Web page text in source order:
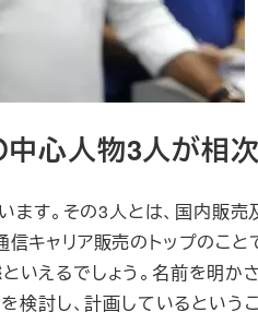
中心人物3人が相
す。その3人とは、国内販売
キャリア販売のトップのこと
いえるでしょう。名前を明か
討し、計画しているというこ